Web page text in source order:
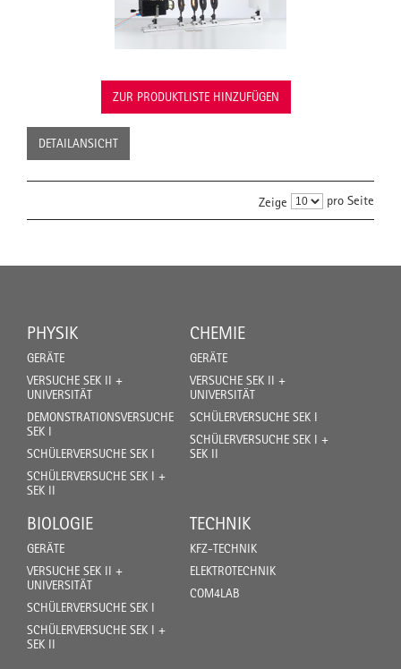
ZUR PRODUKTLISTE HINZUFÜGEN
DETAILANSICHT
Zeige pro Seite
PHYSIK
GERÄTE
VERSUCHE SEK II +
UNIVERSITÄT
DEMONSTRATIONSVERSUCHE
SEK I
SCHÜLERVERSUCHE SEK I
SCHÜLERVERSUCHE SEK I +
SEK II
CHEMIE
GERÄTE
VERSUCHE SEK II +
UNIVERSITÄT
SCHÜLERVERSUCHE SEK I
SCHÜLERVERSUCHE SEK I +
SEK II
BIOLOGIE
GERÄTE
VERSUCHE SEK II +
UNIVERSITÄT
SCHÜLERVERSUCHE SEK I
SCHÜLERVERSUCHE SEK I +
SEK II
TECHNIK
KFZ-TECHNIK
ELEKTROTECHNIK
COM4LAB